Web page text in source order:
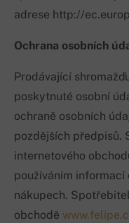
adrese http://
Ochrana osobních
Prodávající
poskytnuté osobní
ochraně osobních
pozdějších předpisů.
internetového
používáním informací
nákupech.
obchodě